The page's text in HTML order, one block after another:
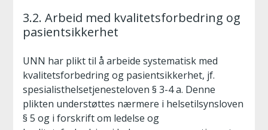
3.2. Arbeid med kvalitetsforbedring og
pasientsikkerhet
UNN har plikt til å arbeide systematisk med
kvalitetsforbedring og pasientsikkerhet, jf.
spesialisthelsetjenesteloven § 3-4 a. Denne
plikten understøttes nærmere i helsetilsynsloven
§ 5 og i forskrift om ledelse og